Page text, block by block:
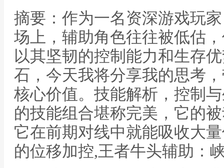
摘要：作为一名资深游戏玩
场上，辅助角色往往被低估
以其坚韧的控制能力和生存
石，今天我将分享我的思考
核心价值。技能解析，控制
的技能组合堪称完美，它的
它在前期对线中就能吸收大
的位移加控,王者牛头辅助：